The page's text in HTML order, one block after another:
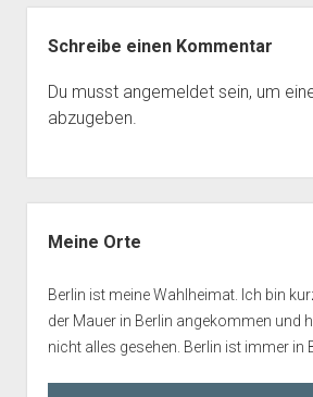
Schreibe einen Kommentar
Du musst angemeldetsein, um
abzugeben.
Meine Orte
Berlin ist meine Wahlheimat. Ich bin
der Mauer in Berlin angekommen und
nicht alles gesehen. Berlin ist immer in